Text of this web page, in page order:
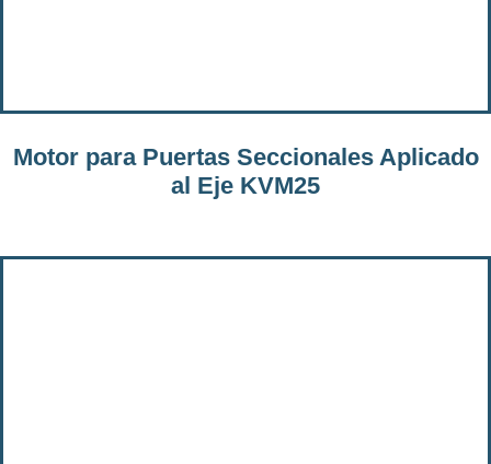
Motor para Puertas Seccionales Aplicado
al Eje KVM25